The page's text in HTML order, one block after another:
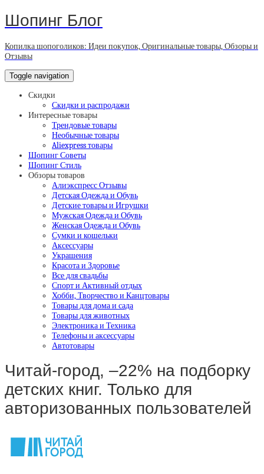
Шопинг Блог
Копилка шопоголиков: Идеи покупок, Оригинальные товары, Обзоры и
Отзывы
Toggle navigation
Скидки
Скидки и распродажи
Интересные товары
Трендовые товары
Необычные товары
Aliexpress товары
Шопинг Советы
Шопинг Стиль
Обзоры товаров
Алиэкспресс Отзывы
Детская Одежда и Обувь
Детские товары и Игрушки
Мужская Одежда и Обувь
Женская Одежда и Обувь
Сумки и кошельки
Аксессуары
Украшения
Красота и Здоровье
Все для свадьбы
Спорт и Активный отдых
Хобби, Творчество и Канцтовары
Товары для дома и сада
Товары для животных
Электроника и Техника
Телефоны и аксессуары
Автотовары
Читай-город, –22% на подборку
детских книг. Только для
авторизованных пользователей